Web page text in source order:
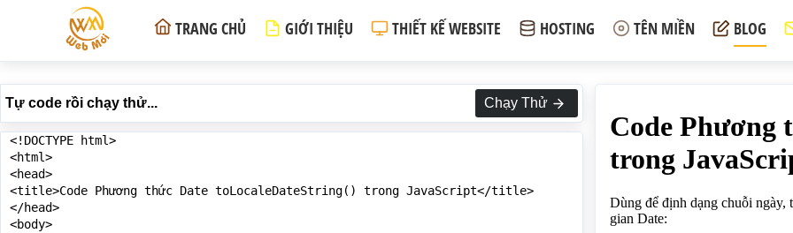
TRANG CHỦ GIỚI THIỆU THIẾT KẾ WEBSITE HOSTING TÊN MIỀN BLOG
Tự code rồi chạy thử... Chạy Thử
<!DOCTYPE html>
<html>
<head>
<title>Code Phương thức Date toLocaleDateString() trong JavaScript</title>
</head>
<body>